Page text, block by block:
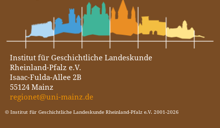
Institut für Geschichtliche Landeskunde
Rheinland-Pfalz e.V.
Isaac-Fulda-Allee 2B
55124 Mainz
regionet@uni-mainz.de
© Institut für Geschichtliche Landeskunde Rheinland-Pfalz e.V. 2001-2026